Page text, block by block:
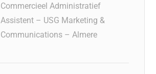
Commercieel Administratief
Assistent – USG Marketing &
Communications – Almere